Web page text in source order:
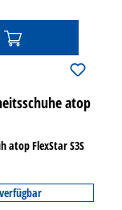
atop
atop FlexStar S3S